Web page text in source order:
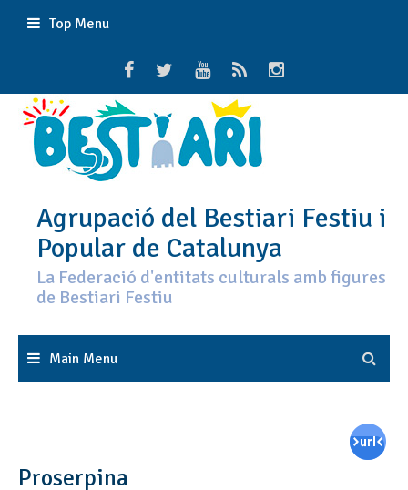
Top Menu
Agrupació del Bestiari Festiu i
Popular de Catalunya
La Federació d'entitats culturals amb figures
de Bestiari Festiu
Main Menu
Proserpina